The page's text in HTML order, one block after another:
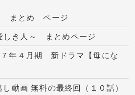
まとめ ページ
しき人～ まとめページ
年４月期 新ドラマ【母にな
動画 無料の最終回（１０話）